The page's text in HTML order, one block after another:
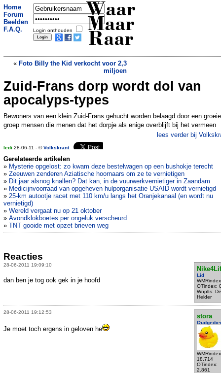
Home
Forum
Beelden
F.A.Q.
Login onthouden
Waar
Maar
Raar
« Foto Billy the Kid verkocht voor 2,3
miljoen
Datacentrum moet Haarlemse
Kathedraal duurzaam verwarmen »
Zuid-Frans dorp wordt dol van
apocalyps-types
Bewoners van een klein Zuid-Frans gehucht worden belaagd door een
groep mensen die menen dat het dorpje als enige overblijft bij het vermeen
lees verder bij
ledi 28-06-11 - ©Volkskrant
Gerelateerde artikelen
» Mysterie opgelost: zo kwam deze bestelwagen op een bushokje terecht
» Zeeuwen zenderen Aziatische hoornaars om ze te vernietigen
» Dit jaar alsnog knallen? Dat kan, in de vuurwerkvernietiger in Zaandam
» Medicijnvoorraad van opgeheven hulporganisatie USAID wordt vernietigd
» 25-km autootje racet met 110 km/u langs het Oranjekanaal (en wordt nu
vernietigd)
» Wereld vergaat nu op 21 oktober
» Avondklokboetes per ongeluk verscheurd
» TNT gooide met opzet brieven weg
Reacties
28-06-2011 19:09:10
Lid
OTindex:
Wnplts:
Helder
dan ben je tog ook gek in je hoofd
28-06-2011 19:12:53
stora
18.714
OTindex:
2.861
Je moet toch ergens in geloven he